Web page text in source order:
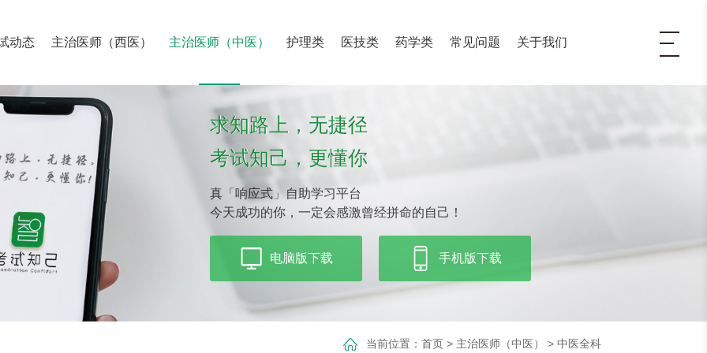
动态 主治医师（西医） 主治医师（中医） 护理类 医技类 药学类 常见问题 关于我们
求知路上，无捷径
考试知己，更懂你
真「响应式」自助学习平台
今天成功的你，一定会感激曾经拼命的自己！
电脑版下载 手机版下载
当前位置： 首页> 主治医师（中医） > 中医全科